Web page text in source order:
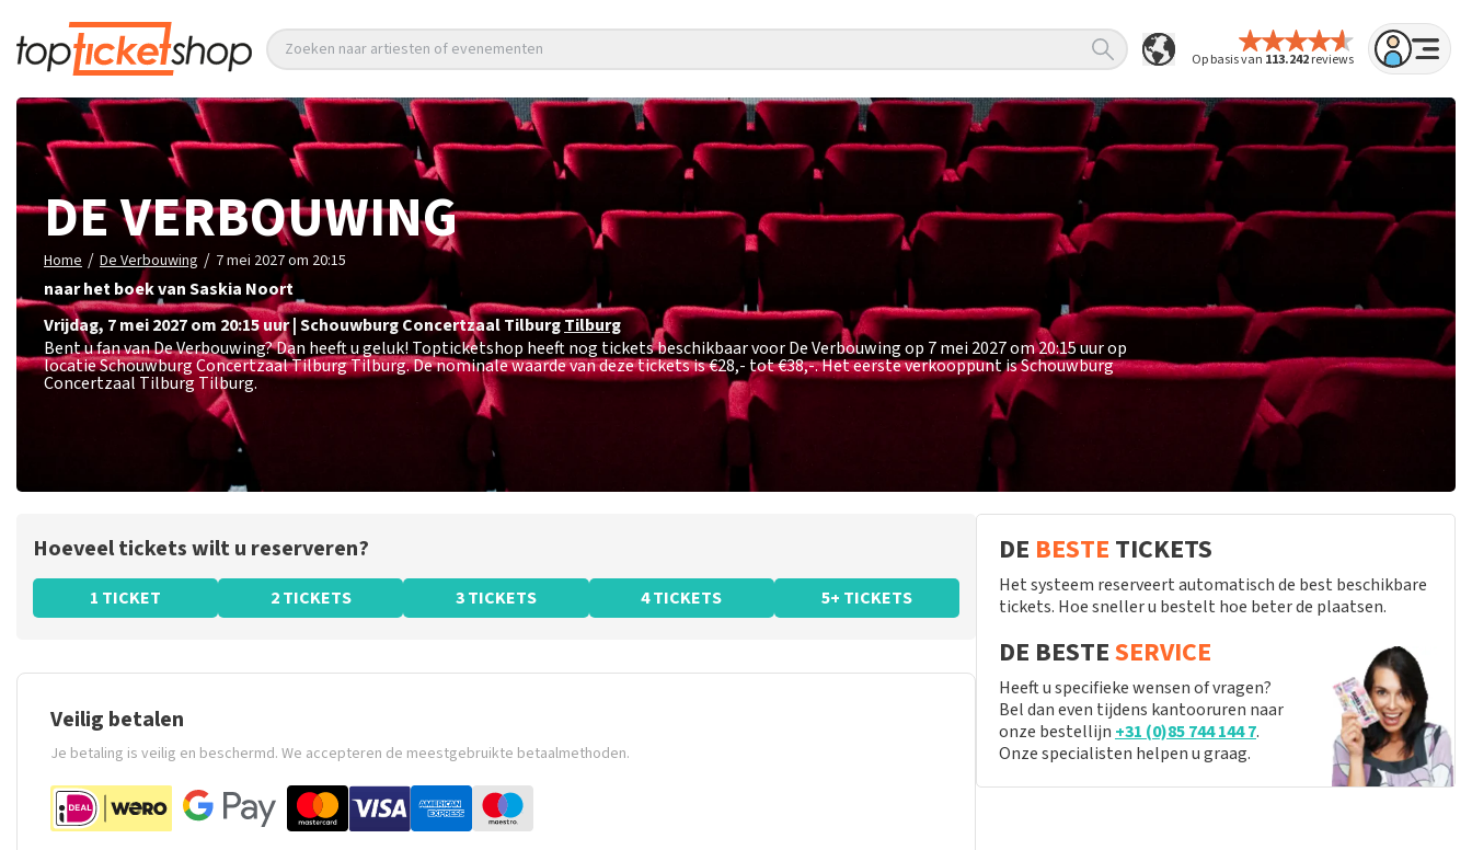
Op basis van 113.242reviews
Zoeken naar artiesten of evenementen
DE VERBOUWING
Home / De Verbouwing / 7 mei 2027 om 20:15
naar het boek van Saskia Noort
vrijdag, 7 mei 2027 om 20:15uur|Schouwburg Concertzaal TilburgTilburg
Bent u fan van De Verbouwing? Dan heeft u geluk! Topticketshop heeft nog tickets beschikbaar voor De Verbouwing op 7 mei 2027 om 20:15 uur op
locatie Schouwburg Concertzaal Tilburg Tilburg. De nominale waarde van deze tickets is€28,- tot €38,-. Het eerste verkooppunt is Schouwburg
Concertzaal Tilburg Tilburg.
Hoeveel tickets wilt u reserveren?
1 TICKET 2 TICKETS 3 TICKETS 4 TICKETS 5+ TICKETS
Veilig betalen
Je betaling is veilig en beschermd. We accepteren de meestgebruikte betaalmethoden.
DE BESTE TICKETS
Het systeem reserveert automatisch de best beschikbare
tickets. Hoe sneller u bestelt hoe beter de plaatsen.
DE BESTESERVICE
Heeft u specifieke wensen of vragen?
Bel dan even tijdens kantooruren naar
onze bestellijn +31 (0)85 744 144 7.
Onze specialisten helpen u graag.